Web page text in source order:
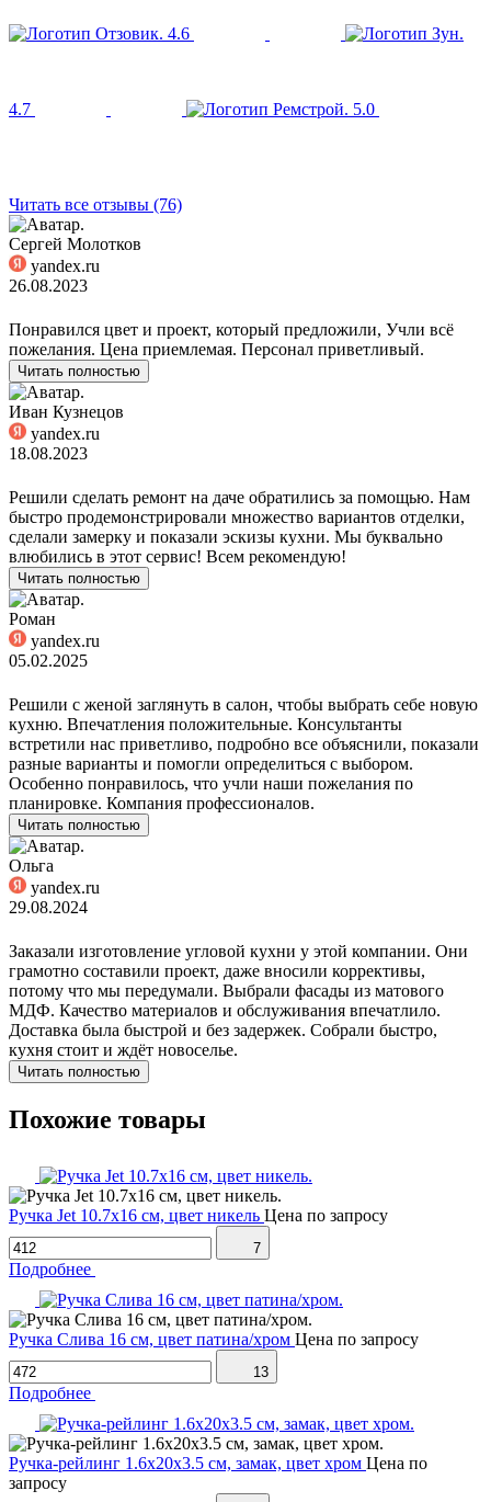
4.6
4.7 5.0
Читать все отзывы (76)
Сергей Молотков
yandex.ru
26.08.2023
Понравился цвет и проект, который предложили, Учли всё
пожелания. Цена приемлемая. Персонал приветливый.
Читать полностью
Иван Кузнецов
yandex.ru
18.08.2023
Решили сделать ремонт на даче обратились за помощью. Нам
быстро продемонстрировали множество вариантов отделки,
сделали замерку и показали эскизы кухни. Мы буквально
влюбились в этот сервис! Всем рекомендую!
Читать полностью
Роман
yandex.ru
05.02.2025
Решили с женой заглянуть в салон, чтобы выбрать себе новую
кухню. Впечатления положительные. Консультанты
встретили нас приветливо, подробно все объяснили, показали
разные варианты и помогли определиться с выбором.
Особенно понравилось, что учли наши пожелания по
планировке. Компания профессионалов.
Читать полностью
Ольга
yandex.ru
29.08.2024
Заказали изготовление угловой кухни у этой компании. Они
грамотно составили проект, даже вносили коррективы,
потому что мы передумали. Выбрали фасады из матового
МДФ. Качество материалов и обслуживания впечатлило.
Доставка была быстрой и без задержек. Собрали быстро,
кухня стоит и ждёт новоселье.
Читать полностью
Похожие товары
Ручка Jet 10.7х16 см, цвет никель Цена по запросу
7
Подробнее
Ручка Слива 16 см, цвет патина/хром Цена по запросу
13
Подробнее
Ручка-рейлинг 1.6х20х3.5 см, замак, цвет хром Цена по
запросу